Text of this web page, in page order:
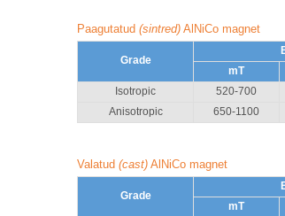
Paagutatud (sintred) AlNiCo magnet
Grade
mT
Isotropic
520-700
Anisotropic
650-1100
Valatud (cast) AlNiCo magnet
Grade
mT